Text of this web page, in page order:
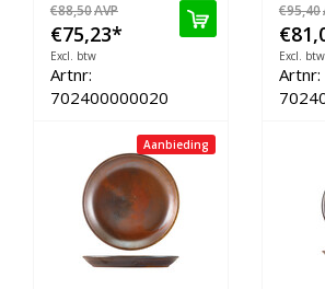
€88,50AVP
€75,23*
Excl. btw
Artnr:
702400000020
€95,40
Excl. btw
Artnr:
Aanbieding